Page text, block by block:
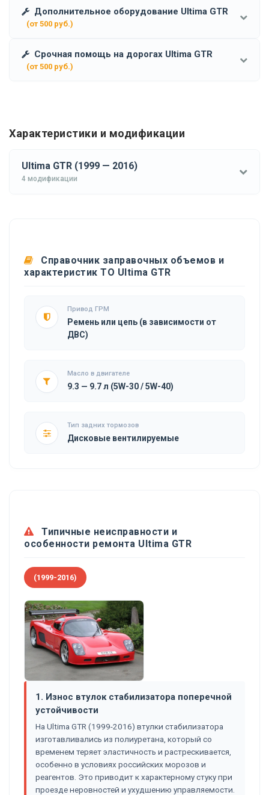
Дополнительное оборудование Ultima GTR
(от 500 руб.)
Срочная помощь на дорогах Ultima GTR
(от 500 руб.)
Характеристики и модификации
Ultima GTR (1999 — 2016)
4 модификации
Справочник заправочных объемов и
характеристик ТО Ultima GTR
Привод ГРМ
Ремень или цепь (в зависимости от
ДВС)
Масло в двигателе
9.3 — 9.7 л (5W-30 / 5W-40)
Тип задних тормозов
Дисковые вентилируемые
Типичные неисправности и
особенности ремонта Ultima GTR
(1999-2016)
1. Износ втулок стабилизатора поперечной
устойчивости
На Ultima GTR (1999-2016) втулки стабилизатора
изготавливались из полиуретана, который со
временем теряет эластичность и растрескивается,
особенно в условиях российских морозов и
реагентов. Это приводит к характерному стуку при
проезде неровностей и ухудшению управляемости.